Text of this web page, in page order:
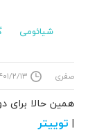
شیائومی
صفری ۱۴۰۱/۲/۱۳
همین حالا برای
| توییتر